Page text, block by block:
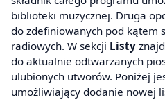
biblioteki muzycznej. Druga
do zdefiniowanych pod kątem
radiowych. W sekcji Listy
do aktualnie odtwarzanych
ulubionych utworów. Poniżej
umożliwiający dodanie nowej